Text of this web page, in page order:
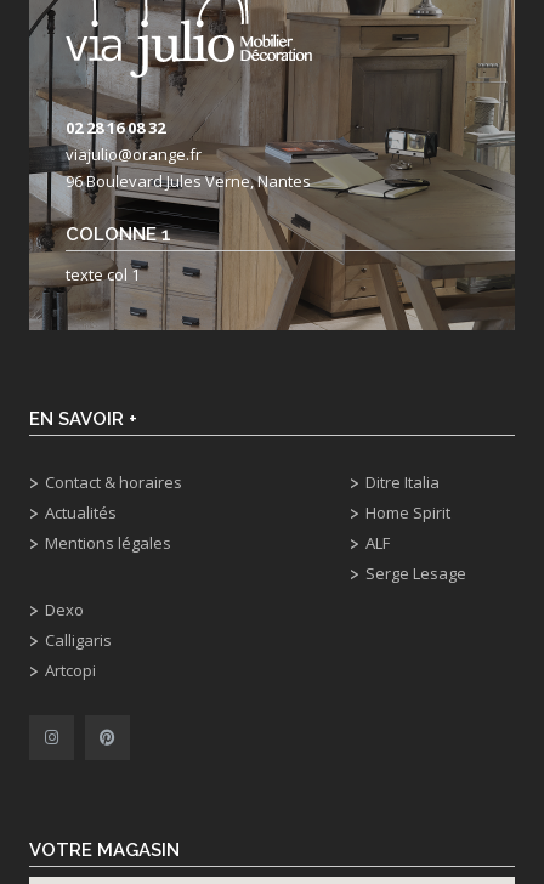
02 28 16 08 32
viajulio@orange.fr
96 Boulevard Jules Verne, Nantes
COLONNE 1
texte col 1
EN SAVOIR +
Contact & horaires
Actualités
Mentions légales
Dexo
Calligaris
Artcopi
Ditre Italia
Home Spirit
ALF
Serge Lesage
VOTRE MAGASIN